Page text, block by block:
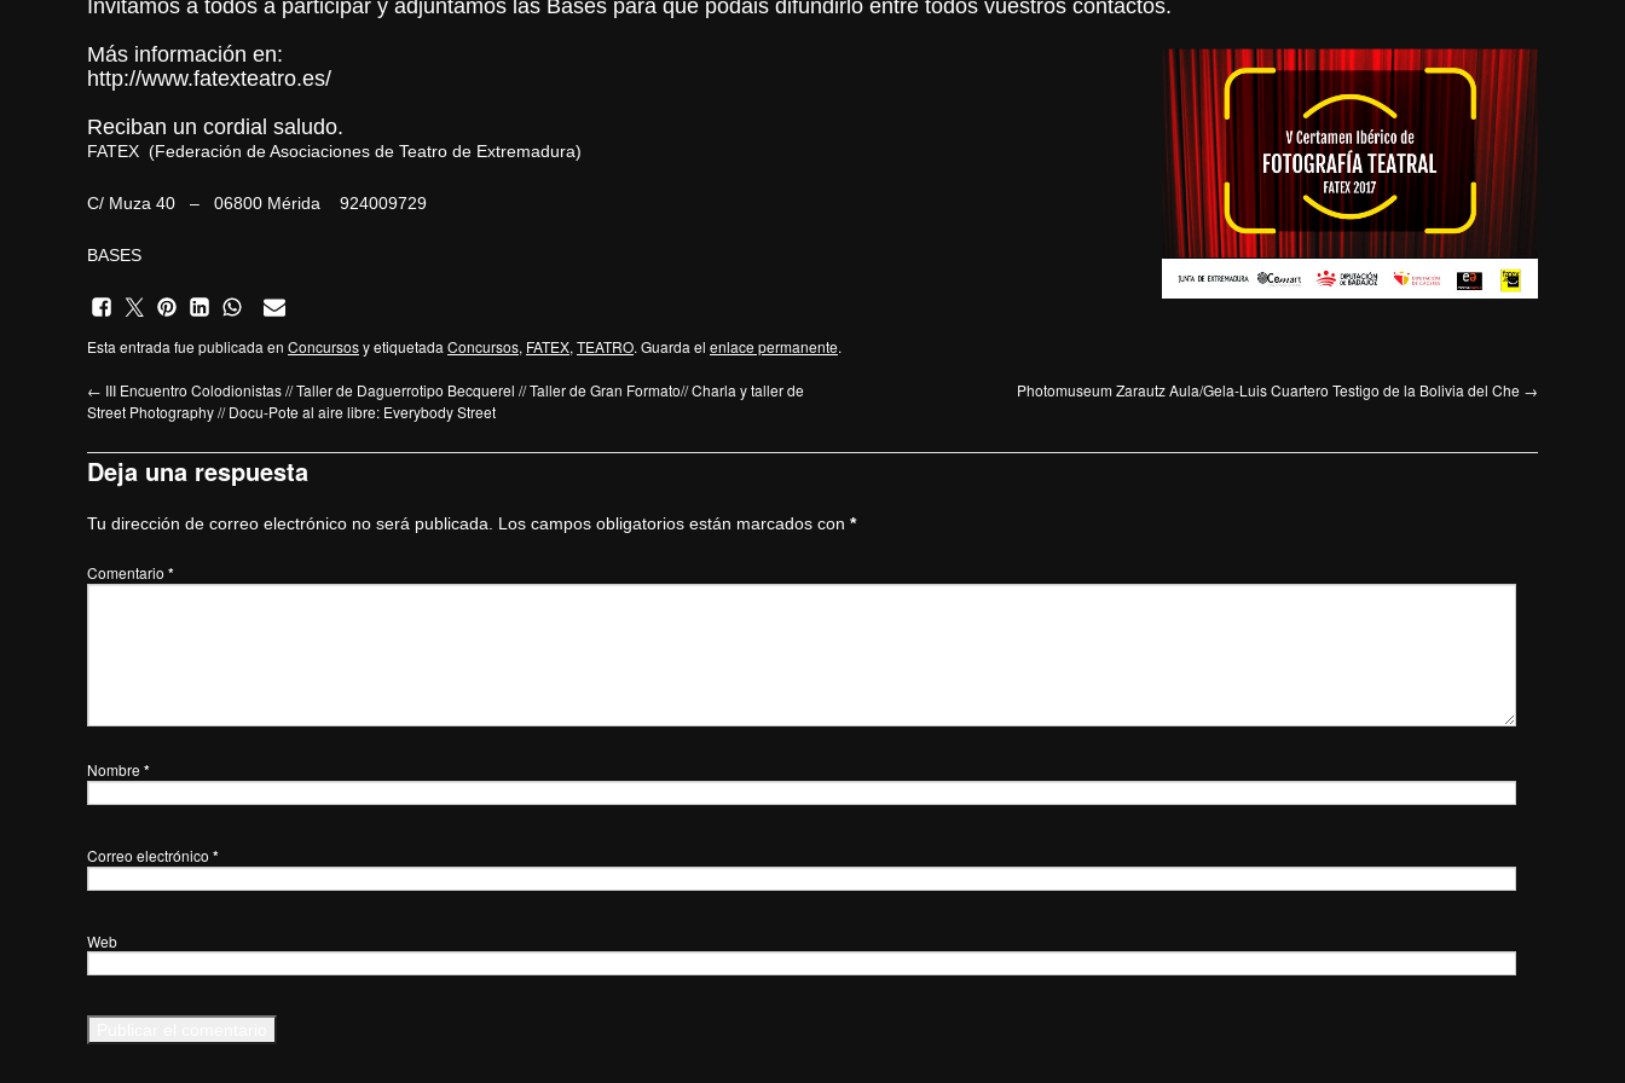
Invitamos a todos a participar y adjuntamos las Bases para que podáis difundirlo entre todos vuestros contactos.
Más información en:
http://www.fatexteatro.es/
Reciban un cordial saludo.
FATEX (Federación de Asociaciones de Teatro de Extremadura)
C/ Muza 40 – 06800 Mérida 924009729
BASES
Esta entrada fue publicada en Concursosy etiquetada Concursos, FATEX, TEATRO. Guarda el enlace permanente.
← III Encuentro Colodionistas // Taller de Daguerrotipo Becquerel // Taller de Gran Formato// Charla y taller de
Street Photography // Docu-Pote al aire libre: Everybody Street
Photomuseum Zarautz Aula/Gela-Luis Cuartero Testigo de la Bolivia del Che →
Deja una respuesta
Tu dirección de correo electrónico no será publicada. Los campos obligatorios están marcados con *
Comentario *
Nombre *
Correo electrónico *
Web